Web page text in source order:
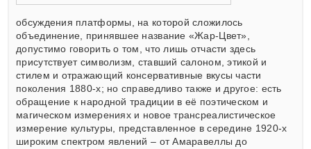
обсуждения платформы, на которой сложилось
объединение, принявшее название «Жар-Цвет»,
допустимо говорить о том, что лишь отчасти здесь
присутствует символизм, ставший салоном, этикой и
стилем и отражающий консервативные вкусы части
поколения 1880-х; но справедливо также и другое: есть
обращение к народной традиции в её поэтическом и
магическом измерениях и новое трансреалистическое
измерение культуры, представленное в середине 1920-х
широким спектром явлений – от Амаравеллы до